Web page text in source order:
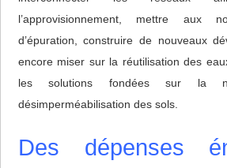
l’approvisionnement, mettre aux
d’épuration, construire de nouveaux
encore miser sur la réutilisation des
les solutions fondées sur la
désimperméabilisation des sols.
Des dépenses